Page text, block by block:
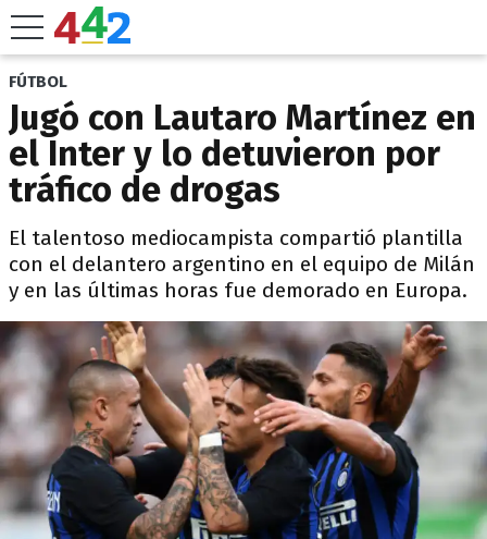
FÚTBOL
Jugó con Lautaro Martínez en
el Inter y lo detuvieron por
tráfico de drogas
El talentoso mediocampista compartió plantilla
con el delantero argentino en el equipo de Milán
y en las últimas horas fue demorado en Europa.